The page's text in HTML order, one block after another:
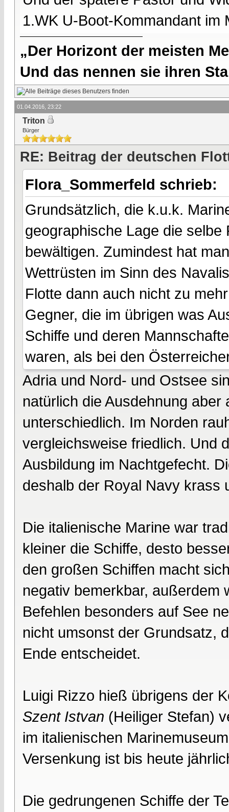
1.WK U-Boot-Kommandant im
„Der Horizont der meisten
Und das nennen sie ihren
01.04.2016, 23:22
Triton
Bürger
RE: Beitrag der deutschen
Flora_Sommerfeld schrieb:
Grundsätzlich, die k.u.k.
geographische Lage die
bewältigen. Zumindest hat
Wettrüsten im Sinn des
Flotte dann auch nicht zu
Gegner, die im übrigen was
Schiffe und deren
waren, als bei den
Adria und Nord- und Ostsee
natürlich die Ausdehnung
unterschiedlich. Im Norden
vergleichsweise friedlich. Und
Ausbildung im Nachtgefecht.
deshalb der Royal Navy krass
Die italienische Marine war
kleiner die Schiffe, desto
den großen Schiffen macht
negativ bemerkbar, außerdem
Befehlen besonders auf See
nicht umsonst der Grundsatz,
Ende entscheidet.
Luigi Rizzo hieß übrigens der
Szent Istvan (Heiliger Stefan)
im italienischen
Versenkung ist bis heute
Die gedrungenen Schiffe der